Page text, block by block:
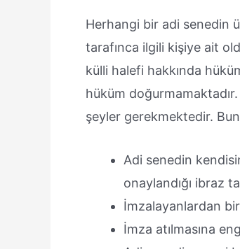
Herhangi bir adi senedin
tarafınca ilgili kişiye ait
külli halefi hakkında
hüküm
şeyler gerekmektedir.
Adi senedin
onaylandığı ibraz
İmzalayanlardan
İmza atılmasına